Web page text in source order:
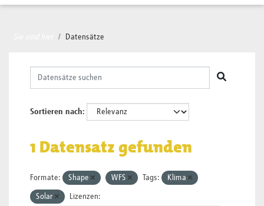
Datensätze
Sortieren nach
1 Datensatz gefunden
Formate: Shape WFS Tags: Klima
Solar
Lizenzen: